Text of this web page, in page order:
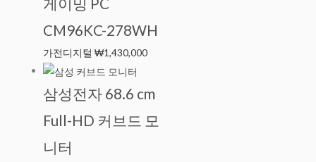
게이밍 PC
CM96KC-278WH
가전디지털₩1,430,000
삼성전자 68.6 cm
Full-HD 커브드 모
니터